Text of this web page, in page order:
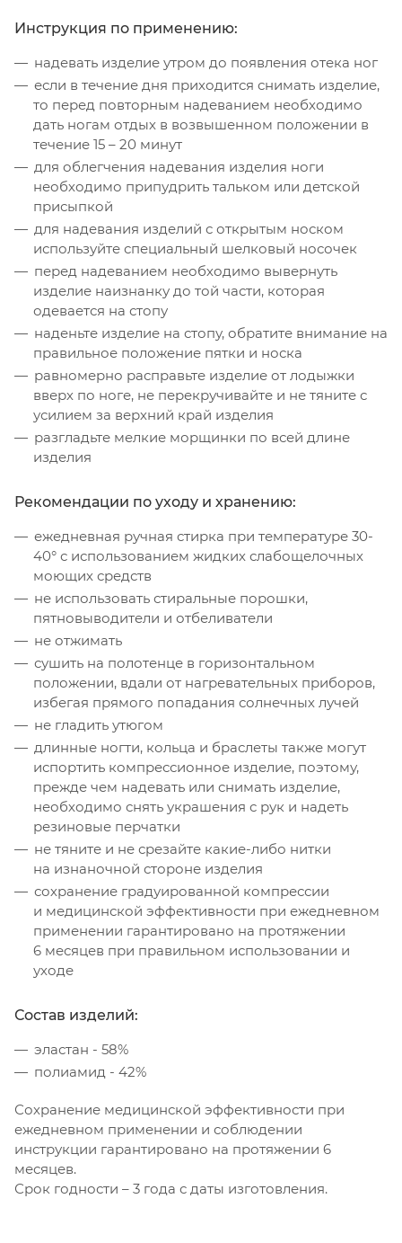
Инструкция по применению:
надевать изделие утром до появления отека ног
если в течение дня приходится снимать изделие,
то перед повторным надеванием необходимо
дать ногам отдых в возвышенном положении в
течение 15 – 20 минут
для облегчения надевания изделия ноги
необходимо припудрить тальком или детской
присыпкой
для надевания изделий с открытым носком
используйте специальный шелковый носочек
перед надеванием необходимо вывернуть
изделие наизнанку до той части, которая
одевается на стопу
наденьте изделие на стопу, обратите внимание на
правильное положение пятки и носка
равномерно расправьте изделие от лодыжки
вверх по ноге, не перекручивайте и не тяните с
усилием за верхний край изделия
разгладьте мелкие морщинки по всей длине
изделия
Рекомендации по уходу и хранению:
ежедневная ручная стирка при температуре 30-
40° с использованием жидких слабощелочных
моющих средств
не использовать стиральные порошки,
пятновыводители и отбеливатели
не отжимать
сушить на полотенце в горизонтальном
положении, вдали от нагревательных приборов,
избегая прямого попадания солнечных лучей
не гладить утюгом
длинные ногти, кольца и браслеты также могут
испортить компрессионное изделие, поэтому,
прежде чем надевать или снимать изделие,
необходимо снять украшения с рук и надеть
резиновые перчатки
не тяните и не срезайте какие-либо нитки
на изнаночной стороне изделия
сохранение градуированной компрессии
и медицинской эффективности при ежедневном
применении гарантировано на протяжении
6 месяцев при правильном использовании и
уходе
Состав изделий:
эластан - 58%
полиамид - 42%
Сохранение медицинской эффективности при
ежедневном применении и соблюдении
инструкции гарантировано на протяжении 6
месяцев.
Срок годности – 3 года с даты изготовления.